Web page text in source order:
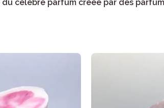
célèbre parfum créée par des